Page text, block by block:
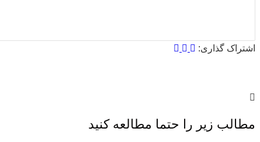
اشتراک گذاری:
مطالب زیر را حتما مطالعه کنید